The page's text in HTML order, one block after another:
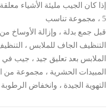
إذا كان الجيب مليئة الأشياء
5 ، مجموعة تناسب
قبل جمع بدلة ، وإزالة الأوساخ
التنظيف الجاف للملابس ،
الملابس بعد تعليق جيد ، جيب في
المبيدات الحشرية ، مجموعة
التهوية الجيدة ، وانخفاض